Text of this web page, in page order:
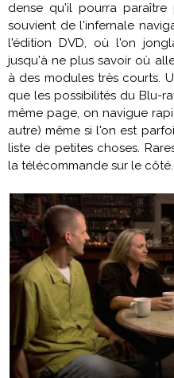
dense qu'il pourra paraître
souvient de l'infernale
l'édition DVD, où l'on
jusqu'à ne plus savoir où
à des modules très courts.
que les possibilités du Blu-
même page, on navigue
autre) même si l'on est
liste de petites choses.
la télécommande sur le